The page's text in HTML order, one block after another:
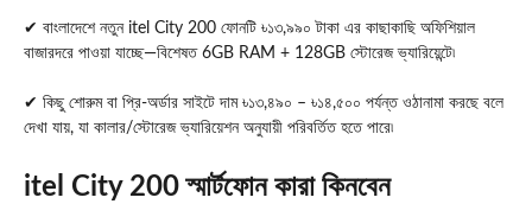
✔ বাংলাদেশে নতুন itel City 200 ফোনটি ৳১৩,৯৯০ টাকা এর কাছাকাছি অফিশিয়াল
বাজারদরে পাওয়া যাচ্ছে—বিশেষত 6GB RAM + 128GB স্টোরেজ ভ্যারিয়েন্টে৷
✔ কিছু শোরুম বা প্রি-অর্ডার সাইটে দাম ৳১৩,৪৯০ – ৳১৪,৫০০ পর্যন্ত ওঠানামা করছে বলে
দেখা যায়, যা কালার/স্টোরেজ ভ্যারিয়েশন অনুযায়ী পরিবর্তিত হতে পারে৷
itel City 200 স্মার্টফোন কারা কিনবেন